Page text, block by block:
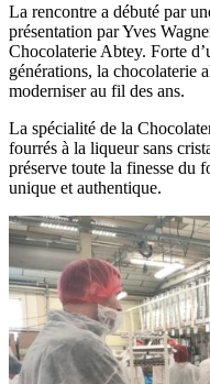
La rencontre a débuté par
présentation par Yves
Chocolaterie Abtey. Forte
générations, la chocolaterie
moderniser au fil des ans.
La spécialité de la
fourrés à la liqueur sans
préserve toute la finesse du
unique et authentique.